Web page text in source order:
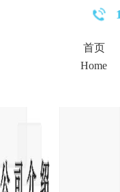
首页
Home